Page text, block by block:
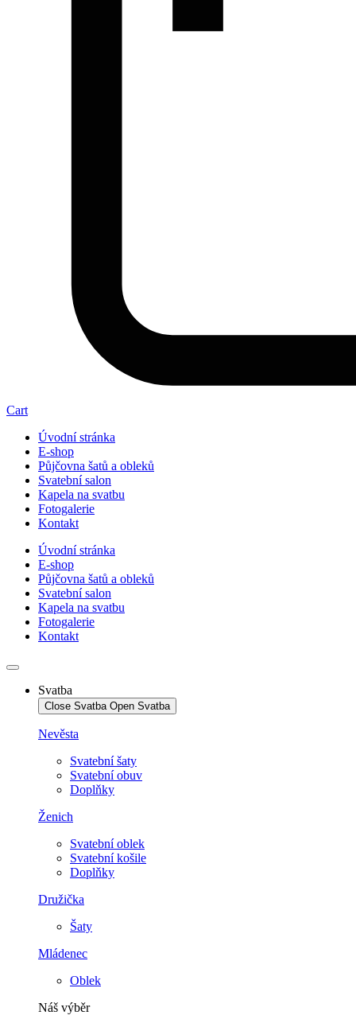
Cart
Úvodní stránka
E-shop
Půjčovna šatů a obleků
Svatební salon
Kapela na svatbu
Fotogalerie
Kontakt
Úvodní stránka
E-shop
Půjčovna šatů a obleků
Svatební salon
Kapela na svatbu
Fotogalerie
Kontakt
Svatba
Close Svatba Open Svatba
Nevěsta
Svatební šaty
Svatební obuv
Doplňky
Ženich
Svatební oblek
Svatební košile
Doplňky
Družička
Šaty
Mládenec
Oblek
Náš výběr